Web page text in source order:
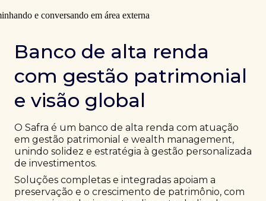
Banco de alta renda
com gestão patrimonial
e visão global
O Safra é um banco de alta renda com atuação
em gestão patrimonial e wealth management,
unindo solidez e estratégia à gestão personalizada
de investimentos.
Soluções completas e integradas apoiam a
preservação e o crescimento de patrimônio, com